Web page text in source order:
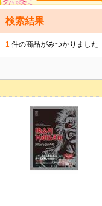
検索結果
1 件の商品がみつかりました